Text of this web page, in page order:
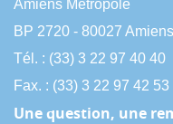
Amiens Métropole
BP 2720 - 80027
Tél. : (33) 3 22 97 40 40
Fax. : (33) 3 22 97 42 53
Une question, une